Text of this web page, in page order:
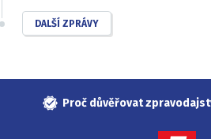
DALŠÍ ZPRÁVY
Proč důvěřovat